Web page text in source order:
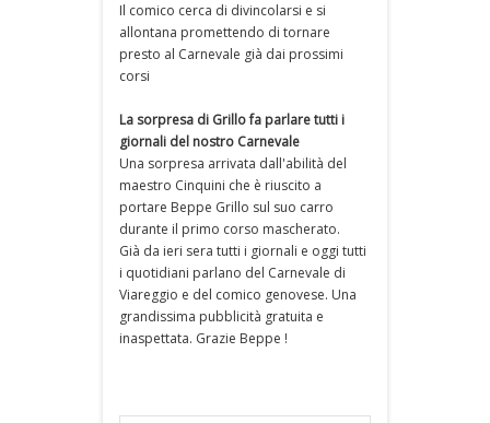
Il comico cerca di divincolarsi e si
allontana promettendo di tornare
presto al Carnevale già dai prossimi
corsi
La sorpresa di Grillo fa parlare tutti i
giornali del nostro Carnevale
Una sorpresa arrivata dall'abilità del
maestro Cinquini che è riuscito a
portare Beppe Grillo sul suo carro
durante il primo corso mascherato.
Già da ieri sera tutti i giornali e oggi tutti
i quotidiani parlano del Carnevale di
Viareggio e del comico genovese. Una
grandissima pubblicità gratuita e
inaspettata. Grazie Beppe !